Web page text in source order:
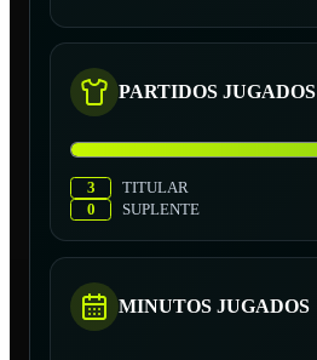
PARTIDOS JUGADOS
3
TITULAR
0
SUPLENTE
MINUTOS JUGADOS